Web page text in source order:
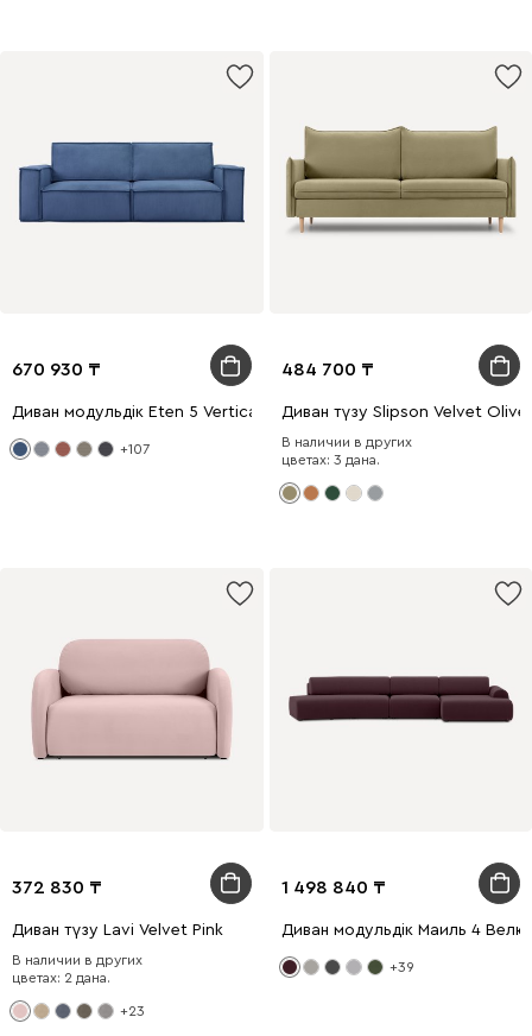
670 930
Диван модульдік Eten 5 Vertical Jeans
+107
484 700
Диван түзу Slipson Velvet Olive
В наличии в других
цветах: 3 дана.
372 830
Диван түзу Lavi Velvet Pink
В наличии в других
цветах: 2 дана.
+23
1 498 840
Диван модульдік Маиль 4
+39